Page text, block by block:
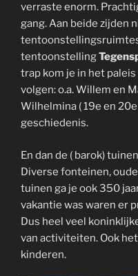
verraste enorm.
gang. Aan beide zijden
tentoonstelling
trap kom je in het paleis
volgen: o.a. Willem en
Wilhelmina ( 19e en
geschiedenis.
En dan de ( barok)
Diverse fonteinen,
tuinen ga je ook 350
vakantie was waren er
Dus heel veel
van activiteiten. Ook het
kinderen.